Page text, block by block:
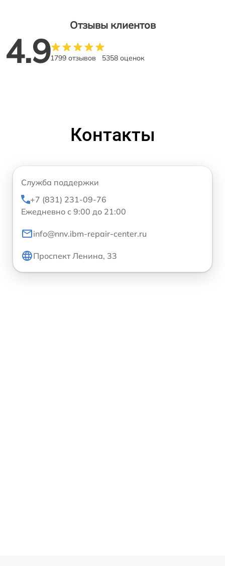
Отзывы клиентов
4.91799 отзывов 5358 оценок
Контакты
Служба поддержки
+7 (831) 231-09-76
Ежедневно с 9:00 до 21:00
info@nnv.ibm-repair-center.ru
Проспект Ленина, 33